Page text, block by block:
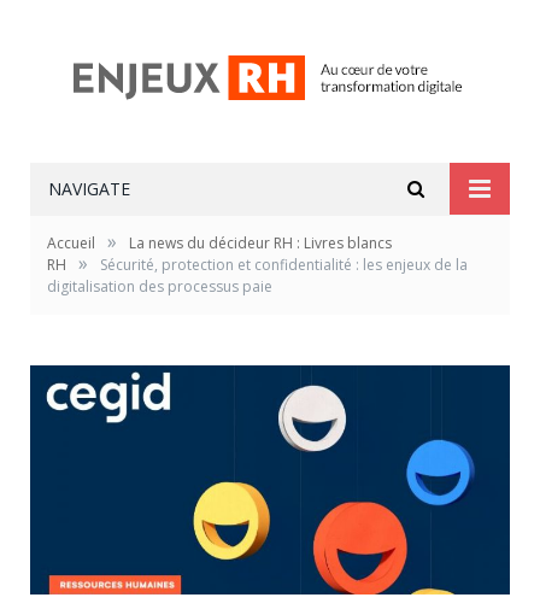
NAVIGATE
Accueil »
La news du décideur RH : Livres blancs
RH
»
Sécurité, protection et confidentialité : les enjeux de la
digitalisation des processus paie